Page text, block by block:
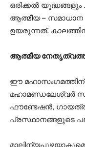
ഒരിക്കൽ യുദ്ധങ്ങളും
ആത്മീയ –
ഉയരുന്നത്.
ആത്മീയ
ഈ
മഹാമണ്ഡലേശ്വർ
ഫൗണ്ടേഷൻ,
പ്രസ്ഥാനങ്ങളുടെ